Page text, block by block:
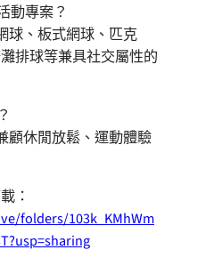
動專案？
球、板式網球、匹克
排球等兼具社交屬性的
顧休閒放鬆、運動體驗
：
folders/103k_KMhWm